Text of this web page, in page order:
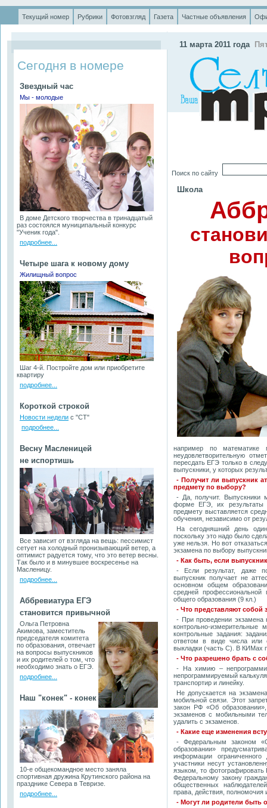
Текущий номер Рубрики Фотовзгляд Газета Частные объявления
Сегодня в номере
Звездный час
Мы - молодые
В доме Детского творчества в тринадцатый
раз состоялся муниципальный конкурс
"Ученик года".
подробнее...
Четыре шага к новому дому
Жилищный вопрос
Шаг 4-й. Постройте дом или приобретите
квартиру
подробнее...
Короткой строкой
Новости недели с "СТ"
подробнее...
Весну Масленицей
не испортишь
Все зависит от взгляда на вещь: пессимист
сетует на холодный пронизывающий ветер, а
оптимист радуется тому, что это ветер весны.
Так было и в минувшее воскресенье на
Масленицу.
подробнее...
Аббревиатура ЕГЭ
становится привычной
Ольга Петровна
Акимова, заместитель
председателя комитета
по образования, отвечает
на вопросы выпускников
и их родителей о том, что
необходимо знать о ЕГЭ.
подробнее...
Наш "конек" - конек
10-е общекомандное место заняла
спортивная дружина Крутинского района на
празднике Севера в Тевризе.
подробнее...
11 марта 2011 года
Поиск по сайту
Школа
например по
неудовлетворительную
пересдать ЕГЭ только в
выпускники, у которых
- Получит ли выпускник
предмету по выбору?
- Да, получит. Выпускники
форме ЕГЭ, их результаты
предмету выставляется
обучения, независимо от
На сегодняшний день
поскольку это надо было
уже нельзя. Но вот
экзамена по выбору
- Как быть, если
- Если результат, даже
выпускник получает не
основном общем
средней профессиональной
общего образования (9 кл.)
- Что представляют собой
- При проведении экзамена
контрольно-
контрольные задания:
ответом в виде числа или
выкладки (часть С). В КИМах
- Что разрешено брать с
- На химию –
непрограммируемый
транспортир и линейку.
Не допускается на
мобильной связи. Этот
закон РФ «Об
экзаменов с мобильными
удалить с экзаменов.
- Какие еще изменения
- Федеральным законом
образовании»
информации
участники несут
языком, то
Федеральному закону
общественных
права, действия, полномочия
- Могут ли родители быть